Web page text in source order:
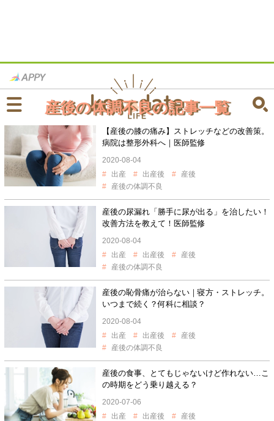
産後の体調不良の記事一覧
【産後の膝の痛み】ストレッチなどの改善策。
病院は整形外科へ｜医師監修
2020-08-04
出産
出産後
産後
産後の体調不良
産後の尿漏れ「勝手に尿が出る」を治したい！
改善方法を教えて！医師監修
2020-08-04
出産
出産後
産後
産後の体調不良
産後の恥骨痛が治らない｜寝方・ストレッチ。
いつまで続く？何科に相談？
2020-08-04
出産
出産後
産後
産後の体調不良
産後の食事、とてもじゃないけど作れない…こ
の時期をどう乗り越える？
2020-07-06
出産
出産後
産後